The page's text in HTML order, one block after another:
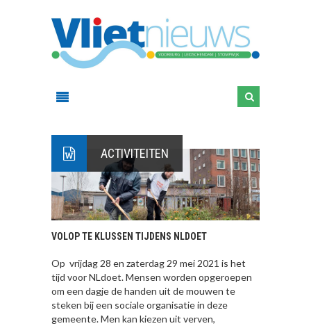
ACTIVITEITEN
VOLOP TE KLUSSEN TIJDENS NLDOET
Op vrijdag 28 en zaterdag 29 mei 2021 is het
tijd voor NLdoet. Mensen worden opgeroepen
om een dagje de handen uit de mouwen te
steken bij een sociale organisatie in deze
gemeente. Men kan kiezen uit verven,